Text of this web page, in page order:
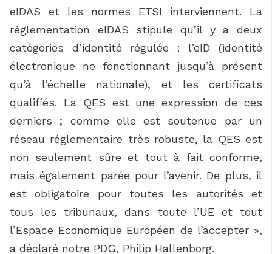
eIDAS et les normes ETSI interviennent. La
réglementation eIDAS stipule qu’il y a deux
catégories d’identité régulée : l’eID (identité
électronique ne fonctionnant jusqu’à présent
qu’à l’échelle nationale), et les certificats
qualifiés. La QES est une expression de ces
derniers ; comme elle est soutenue par un
réseau réglementaire très robuste, la QES est
non seulement sûre et tout à fait conforme,
mais également parée pour l’avenir. De plus, il
est obligatoire pour toutes les autorités et
tous les tribunaux, dans toute l’UE et tout
l’Espace Economique Européen de l’accepter »,
a déclaré notre PDG, Philip Hallenborg.